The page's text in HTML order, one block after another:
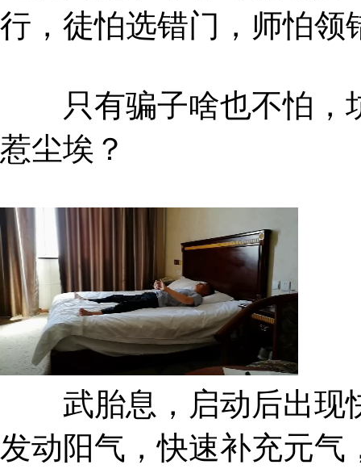
行，徒怕选错门，师怕领
只有骗子啥也不怕，
惹尘埃？
武胎息，启动后出现
发动阳气，快速补充元气